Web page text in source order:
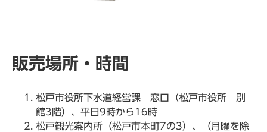
販売場所・時間
松戸市役所下水道経営課 窓口（松戸市役所 別
館3階）、平日9時から16時
松戸観光案内所（松戸市本町7の3）、（月曜を除